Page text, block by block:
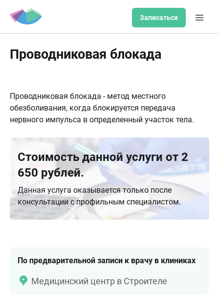
Записаться
Проводниковая блокада
Проводниковая блокада - метод местного
обезболивания, когда блокируется передача
нервного импульса в определенный участок тела.
Стоимость данной услуги от 2
650 рублей.
Данная услуга оказывается только после
консультации с профильным специалистом.
По предварительной записи к врачу в клиниках
Медицинский центр в Строителе